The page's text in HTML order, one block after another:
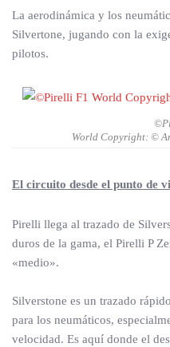
La aerodinámica y los
Silvertone, jugando con la
pilotos.
World Copyright: ©
El circuito desde el punto de
Pirelli llega al trazado de
duros de la gama, el Pirelli P
«medio».
Silverstone es un trazado
para los neumáticos,
velocidad. Es aquí donde el